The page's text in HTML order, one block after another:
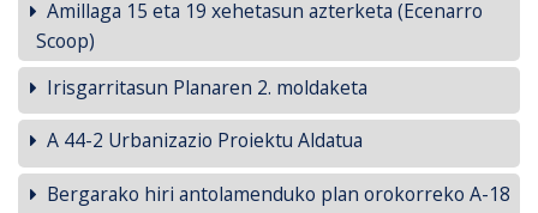
Amillaga 15 eta 19 xehetasun azterketa (Ecenarro
Scoop)
Irisgarritasun Planaren 2. moldaketa
A 44-2 Urbanizazio Proiektu Aldatua
Bergarako hiri antolamenduko plan orokorreko A-18